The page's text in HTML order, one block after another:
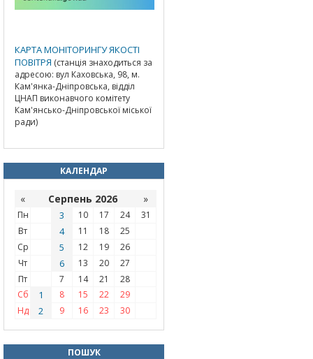
КАРТА МОНІТОРИНГУ ЯКОСТІ
ПОВІТРЯ (станція знаходиться за
адресою: вул Каховська, 98, м.
Кам'янка-Дніпровська, відділ
ЦНАП виконавчого комітету
Кам'янсько-Дніпровської міської
ради)
КАЛЕНДАР
« Серпень 2026 »
Пн 3 10 17 24
31
Вт
4 11 18
25
Ср
5 12 19
26
Чт
6 13 20
27
Пт
7 14 21
28
Сб
1 8 15 22
29
Нд
2 9 16 23 30
ПОШУК